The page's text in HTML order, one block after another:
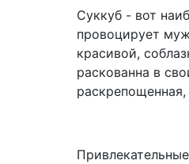
Суккуб - вот
провоцирует
красивой,
раскованна в